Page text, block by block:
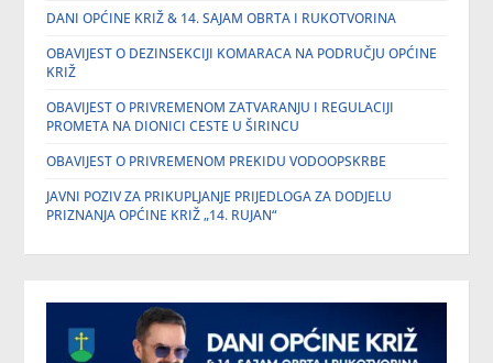
DANI OPĆINE KRIŽ & 14. SAJAM OBRTA I RUKOTVORINA
OBAVIJEST O DEZINSEKCIJI KOMARACA NA PODRUČJU OPĆINE
KRIŽ
OBAVIJEST O PRIVREMENOM ZATVARANJU I REGULACIJI
PROMETA NA DIONICI CESTE U ŠIRINCU
OBAVIJEST O PRIVREMENOM PREKIDU VODOOPSKRBE
JAVNI POZIV ZA PRIKUPLJANJE PRIJEDLOGA ZA DODJELU
PRIZNANJA OPĆINE KRIŽ „14. RUJAN“